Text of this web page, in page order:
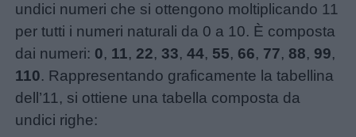
undici numeri che si ottengono moltiplicando 11
per tutti i numeri naturali da 0 a 10. È composta
dai numeri: 0, 11, 22,33,44, 55, 66, 77, 88, 99,
110. Rappresentando graficamente la tabellina
dell’11, si ottiene una tabella composta da
undici righe: